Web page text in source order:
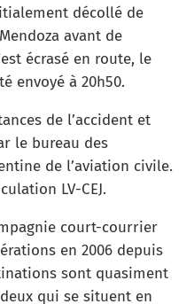
décollé de
avant de
écrasé en route, le
envoyé à 20h50.
de l’accident et
le bureau des
de l’aviation civile.
LV-CEJ.
court-courrier
en 2006 depuis
sont quasiment
qui se situent en